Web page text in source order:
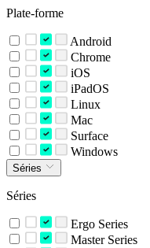
Plate-forme
Android
Chrome
iOS
iPadOS
Linux
Mac
Surface
Windows
Séries
Séries
Ergo Series
Master Series